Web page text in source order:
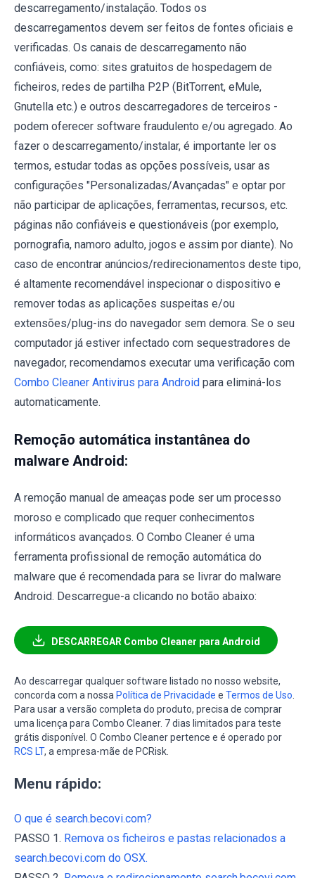
descarregamento/instalação. Todos os
descarregamentos devem ser feitos de fontes oficiais e
verificadas. Os canais de descarregamento não
confiáveis, como: sites gratuitos de hospedagem de
ficheiros, redes de partilha P2P (BitTorrent, eMule,
Gnutella etc.) e outros descarregadores de terceiros -
podem oferecer software fraudulento e/ou agregado. Ao
fazer o descarregamento/instalar, é importante ler os
termos, estudar todas as opções possíveis, usar as
configurações "Personalizadas/Avançadas" e optar por
não participar de aplicações, ferramentas, recursos, etc.
páginas não confiáveis e questionáveis (por exemplo,
pornografia, namoro adulto, jogos e assim por diante). No
caso de encontrar anúncios/redirecionamentos deste tipo,
é altamente recomendável inspecionar o dispositivo e
remover todas as aplicações suspeitas e/ou
extensões/plug-ins do navegador sem demora. Se o seu
computador já estiver infectado com sequestradores de
navegador, recomendamos executar uma verificação com
Combo Cleaner Antivirus para Android para eliminá-los
automaticamente.
Remoção automática instantânea do
malware Android:
A remoção manual de ameaças pode ser um processo
moroso e complicado que requer conhecimentos
informáticos avançados. O Combo Cleaner é uma
ferramenta profissional de remoção automática do
malware que é recomendada para se livrar do malware
Android. Descarregue-a clicando no botão abaixo:
DESCARREGAR Combo Cleaner para Android
Ao descarregar qualquer software listado no nosso website,
concorda com a nossa Política de Privacidade e Termos de Uso
Para usar a versão completa do produto, precisa de comprar
uma licença para Combo Cleaner. 7 dias limitados para teste
grátis disponível. O Combo Cleaner pertence e é operado por
RCS LT, a empresa-mãe de PCRisk.
Menu rápido:
O que é search.becovi.com?
PASSO 1. Remova os ficheiros e pastas relacionados a
search.becovi.com do OSX.